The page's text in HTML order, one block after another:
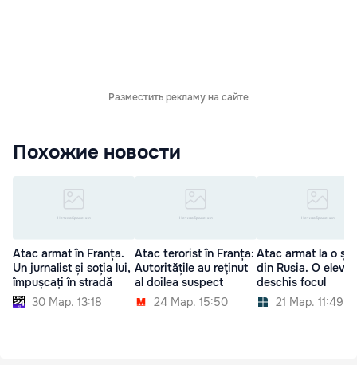
Разместить рекламу на сайте
Похожие новости
Atac armat în Franța.
Un jurnalist și soția lui,
împușcați în stradă
30 Мар. 13:18
Atac terorist în Franța:
Autoritățile au reţinut
al doilea suspect
24 Мар. 15:50
Atac armat la o
din Rusia. O eleva
deschis focul
21 Мар. 11:49